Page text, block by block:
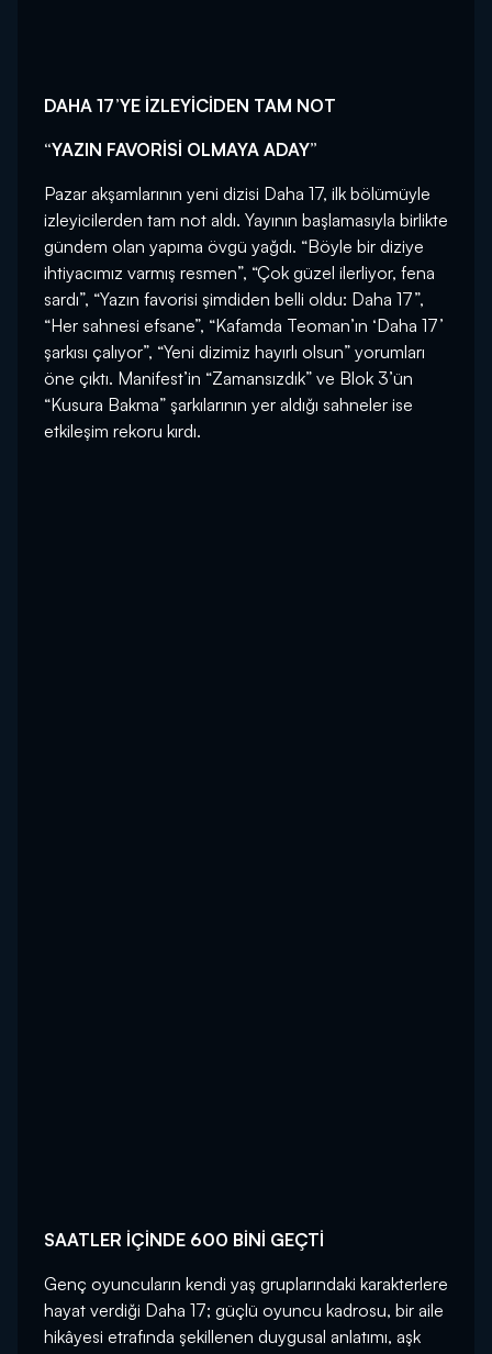
DAHA 17’YE İZLEYİCİDEN TAM NOT
“YAZIN FAVORİSİ OLMAYA ADAY”
Pazar akşamlarının yeni dizisi Daha 17, ilk bölümüyle
izleyicilerden tam not aldı. Yayının başlamasıyla birlikte
gündem olan yapıma övgü yağdı. “Böyle bir diziye
ihtiyacımız varmış resmen”, “Çok güzel ilerliyor, fena
sardı”, “Yazın favorisi şimdiden belli oldu: Daha 17”,
“Her sahnesi efsane”, “Kafamda Teoman’ın ‘Daha 17’
şarkısı çalıyor”, “Yeni dizimiz hayırlı olsun” yorumları
öne çıktı. Manifest’in “Zamansızdık” ve Blok 3’ün
“Kusura Bakma” şarkılarının yer aldığı sahneler ise
etkileşim rekoru kırdı.
SAATLER İÇİNDE 600 BİNİ GEÇTİ
Genç oyuncuların kendi yaş gruplarındaki karakterlere
hayat verdiği Daha 17; güçlü oyuncu kadrosu, bir aile
hikâyesi etrafında şekillenen duygusal anlatımı, aşk